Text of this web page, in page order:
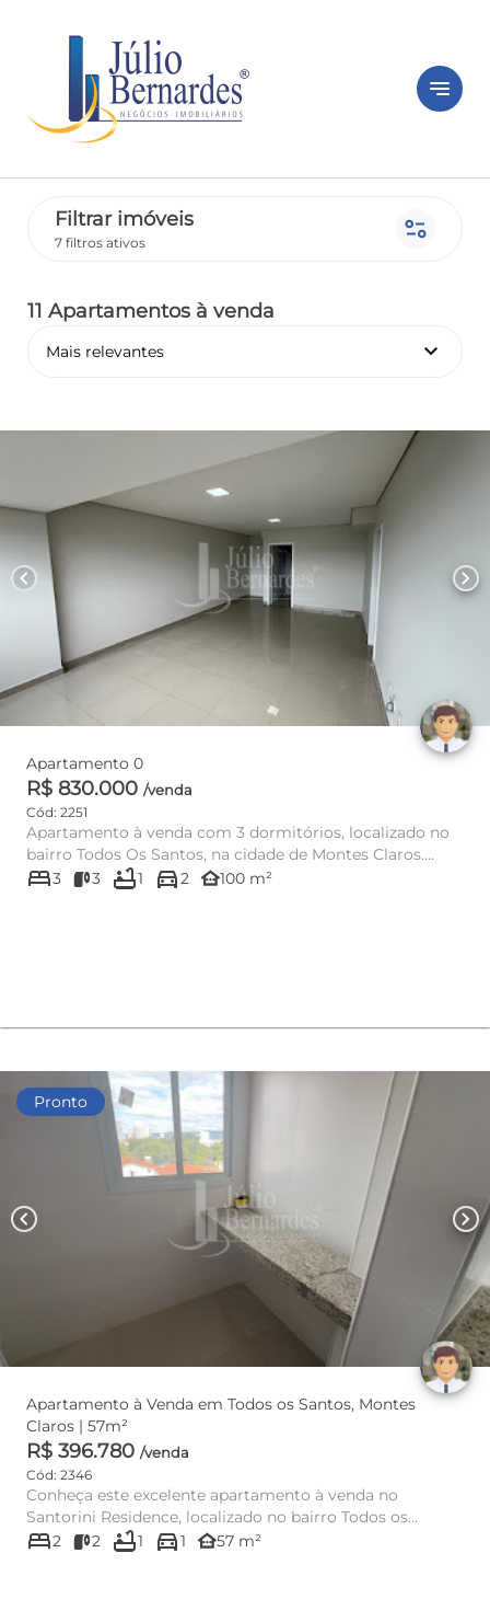
notes
Filtrar imóveis
7 filtros ativos page_info
11 Apartamentos à venda
Mais relevantes keyboard_arrow_down
chevron_left chevron_right
Apartamento 0
R$ 830.000 /venda
Cód: 2251
Apartamento à venda com 3 dormitórios, localizado no
bairro Todos Os Santos, na cidade de Montes Claros.
Com uma área...
bed3 3 bathtub1 directions_car2 other_houses100 m²
Pronto
chevron_left chevron_right
Apartamento à Venda em Todos os Santos, Montes
Claros | 57m²
R$ 396.780 /venda
Cód: 2346
Conheça este excelente apartamento à venda no
Santorini Residence, localizado no bairro Todos os
Santos, em Montes Clar...
bed2 2 bathtub1 directions_car1 other_houses57 m²